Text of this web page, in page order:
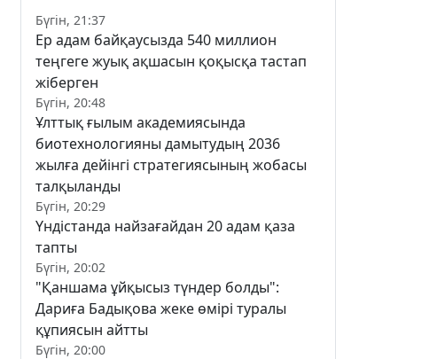
Бүгін, 21:37
Ер адам байқаусызда 540 миллион
теңгеге жуық ақшасын қоқысқа тастап
жіберген
Бүгін, 20:48
Ұлттық ғылым академиясында
биотехнологияны дамытудың 2036
жылға дейінгі стратегиясының жобасы
талқыланды
Бүгін, 20:29
Үндістанда найзағайдан 20 адам қаза
тапты
Бүгін, 20:02
"Қаншама ұйқысыз түндер болды":
Дариға Бадықова жеке өмірі туралы
құпиясын айтты
Бүгін, 20:00